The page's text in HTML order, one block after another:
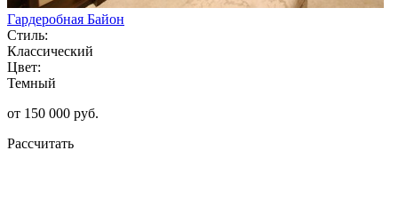
Гардеробная Байон
Стиль:
Классический
Цвет:
Темный
от 150 000 руб.
Рассчитать